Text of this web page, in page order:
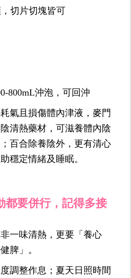
切片切塊皆可
800mL沖泡，可回沖
氣且損傷體內津液，麥門
清熱藥材，可滋養體內陰
百合除養陰外，更有清心
穩定情緒及睡眠。
都要併行，記得多接
一味清熱，更要「養心
脾」。
調整作息；夏天日照時間